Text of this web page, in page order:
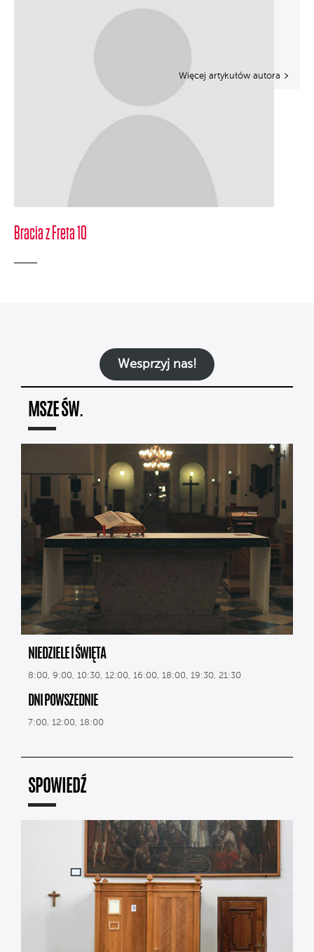
Bracia z Freta 10
Więcej artykułów autora
Wesprzyj nas!
MSZE ŚW.
NIEDZIELE I ŚWIĘTA
8:00, 9:00, 10:30, 12:00, 16:00, 18:00, 19:30, 21:30
DNI POWSZEDNIE
7:00, 12:00, 18:00
SPOWIEDŹ